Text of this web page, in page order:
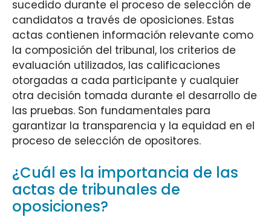
sucedido durante el proceso de selección de
candidatos a través de oposiciones. Estas
actas contienen información relevante como
la composición del tribunal, los criterios de
evaluación utilizados, las calificaciones
otorgadas a cada participante y cualquier
otra decisión tomada durante el desarrollo de
las pruebas. Son fundamentales para
garantizar la transparencia y la equidad en el
proceso de selección de opositores.
¿Cuál es la importancia de las
actas de tribunales de
oposiciones?